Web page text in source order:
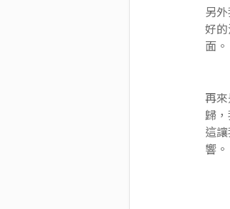
另
好
面。
再
歸
這
響。